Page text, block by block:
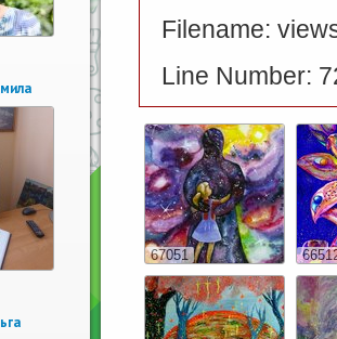
Filename:
Line Number:
67051